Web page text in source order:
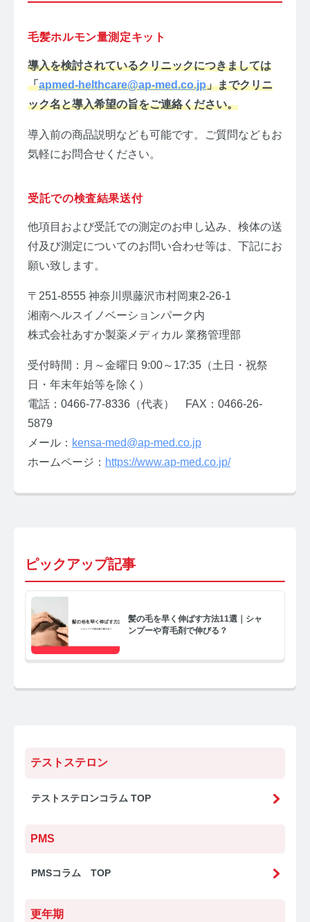
毛髪ホルモン量測定キット
導入を検討されているクリニックにつきましては
「apmed-helthcare@ap-med.co.jp」までクリニ
ック名と導入希望の旨をご連絡ください。
導入前の商品説明なども可能です。ご質問などもお
気軽にお問合せください。
受託での検査結果送付
他項目および受託での測定のお申し込み、検体の送
付及び測定についてのお問い合わせ等は、下記にお
願い致します。
〒251-8555 神奈川県藤沢市村岡東2-26-1
湘南ヘルスイノベーションパーク内
株式会社あすか製薬メディカル 業務管理部
受付時間：月～金曜日 9:00～17:35（土日・祝祭
日・年末年始等を除く）
電話：0466-77-8336（代表） FAX：0466-26-
5879
メール： kensa-med@ap-med.co.jp
ホームページ： https://www.ap-med.co.jp/
ピックアップ記事
髪の毛を早く伸ばす方法11選｜シャ
ンプーや育毛剤で伸びる？
テストステロン
テストステロンコラム TOP
PMS
PMSコラム TOP
更年期